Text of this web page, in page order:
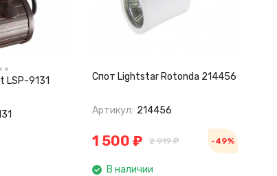
LSP-9131 Спот Lightstar Rotonda 214456
Артикул: 214456
1 500 ₽ 2 919 ₽ -49%
В наличии